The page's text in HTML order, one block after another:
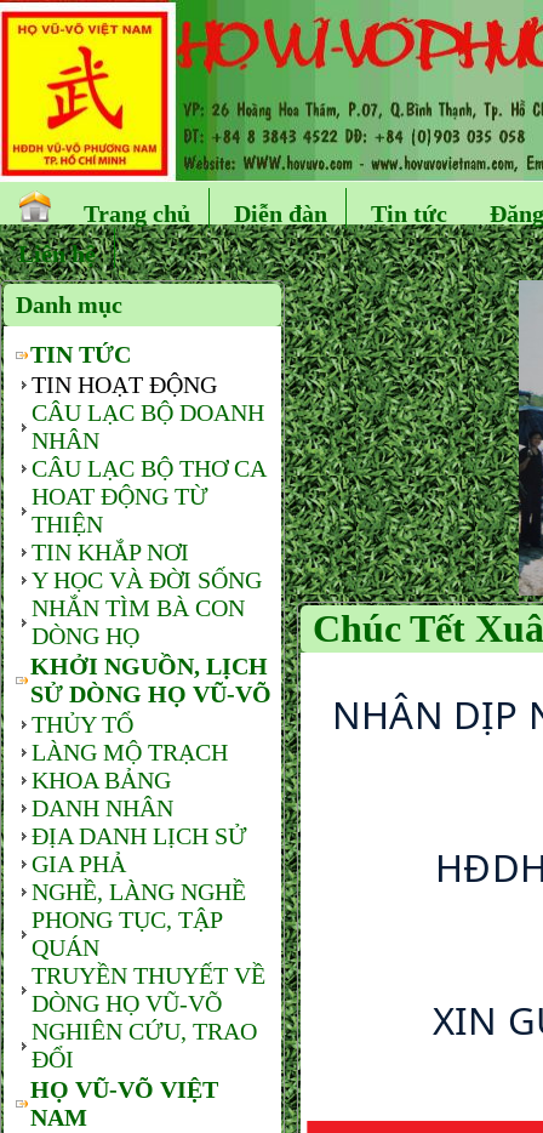
Trang chủ Diễn đàn Tin tức
Liên hệ
Danh mục
TIN TỨC
TIN HOẠT ĐỘNG
CÂU LẠC BỘ DOANH
NHÂN
CÂU LẠC BỘ THƠ CA
HOAT ĐỘNG TỪ
THIỆN
TIN KHẮP NƠI
Y HỌC VÀ ĐỜI SỐNG
NHẮN TÌM BÀ CON
DÒNG HỌ
KHỞI NGUỒN, LỊCH
SỬ DÒNG HỌ VŨ-VÕ
THỦY TỔ
LÀNG MỘ TRẠCH
KHOA BẢNG
DANH NHÂN
ĐỊA DANH LỊCH SỬ
GIA PHẢ
NGHỀ, LÀNG NGHỀ
PHONG TỤC, TẬP
QUÁN
TRUYỀN THUYẾT VỀ
DÒNG HỌ VŨ-VÕ
NGHIÊN CỨU, TRAO
ĐỔI
HỌ VŨ-VÕ VIỆT
NAM
Chúc Tết
NHÂN DỊP
	XIN GỬI ĐẾN BÀ CON ĐỒNG TỘC THIỆP